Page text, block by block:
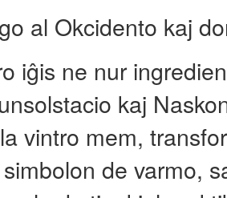
al Okcidento kaj
iĝis ne nur
kaj
vintro mem,
de varmo,